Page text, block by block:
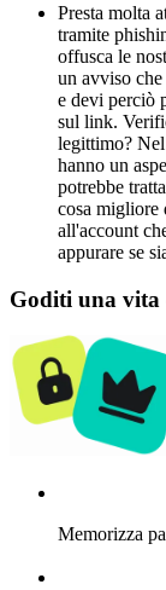
Presta molta
tramite
offusca le
un avviso
e devi perciò
sul link.
legittimo?
hanno un
potrebbe
cosa migliore
all'account
appurare se
Goditi una vita
Memorizza